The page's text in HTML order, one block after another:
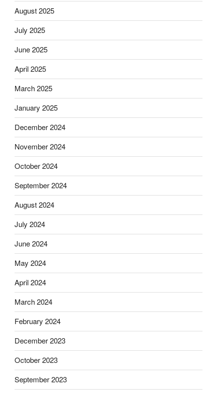
August 2025
July 2025
June 2025
April 2025
March 2025
January 2025
December 2024
November 2024
October 2024
September 2024
August 2024
July 2024
June 2024
May 2024
April 2024
March 2024
February 2024
December 2023
October 2023
September 2023